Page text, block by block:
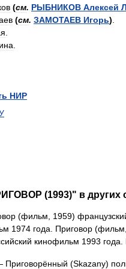
(см. РЫБНИКОВ Алексей
(см. ЗАМОТАЕВ Игорь)
НИР
(1993)" в других
(фильм, 1959)
1974 года. Приговор
кинофильм 1993
Приговорённый (Skazany)